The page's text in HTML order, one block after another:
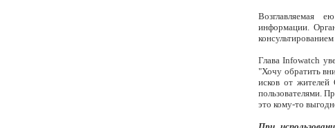
Возглавляемая
информации.
Глава Infowatch
"Хочу обратить
исков от
пользователями.
это кому-то